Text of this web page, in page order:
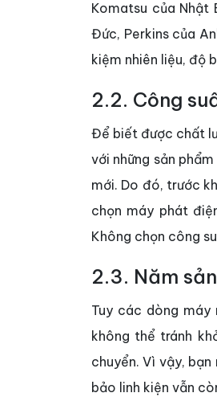
Komatsu của Nhật
Đức, Perkins của
kiệm nhiên liệu, độ
2.2. Công
Để biết được chất
với những sản
mới. Do đó, trước
chọn máy phát
Không chọn công
2.3. Năm
Tuy các dòng máy
không thể tránh
chuyển. Vì vậy,
bảo linh kiện vẫn